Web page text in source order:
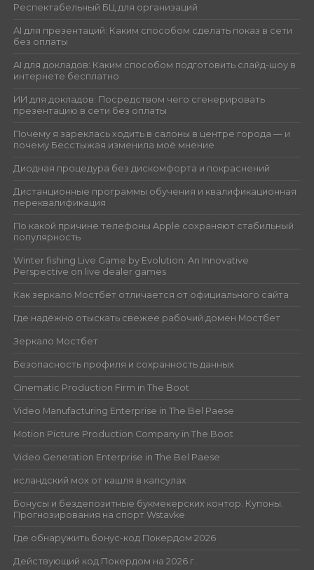
Респектабельный БЦ для организаций
AI для презентаций: Каким способом сделать показ в сети
без оплаты
AI для докладов: Каким способом подготовить слайд-шоу в
интернете бесплатно
ИИ для докладов: Посредством чего сгенерировать
презентацию в сети без оплаты
Почему я зареклась ходить в салоны в центре города — и
почему Бесстыжая изменила моё мнение
Диодная процедура без дискомфорта и покраснений
Дистанционные программы обучения и квалификационная
переквалификация
По какой причине телефоны Apple сохраняют стабильный
популярность
Winter fishing Live Game by Evolution: An Innovative
Perspective on live dealer games
Как зеркало Мостбет отличается от официального сайта
Где надёжно отыскать свежее рабочий домен Мостбет
Зеркало Мостбет
Безопасность профиля и сохранность данных
Cinematic Production Firm in The Boot
Video Manufacturing Enterprise in The Bel Paese
Motion Picture Production Company in The Boot
Video Generation Enterprise in The Bel Paese
исландский мох от кашля в капсулах
Бонусы и бездепозитные букмекерских контор. Купоны.
Прогнозирования на спорт Wstavke
Где обнаружить бонус-код Покердом 2026
Действующий код Покердом на 2026 г.